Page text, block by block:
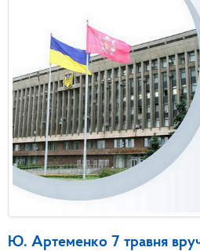
Ю. Артеменко 7 травня